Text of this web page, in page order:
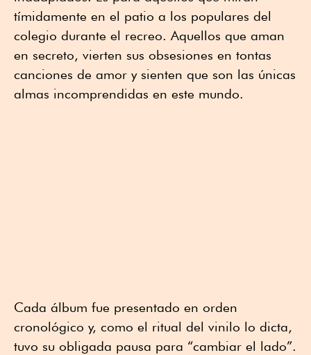
tímidamente en el patio a los populares del
colegio durante el recreo. Aquellos que aman
en secreto, vierten sus obsesiones en tontas
canciones de amor y sienten que son las únicas
almas incomprendidas en este mundo.
Cada álbum fue presentado en orden
cronológico y, como el ritual del vinilo lo dicta,
tuvo su obligada pausa para “cambiar el lado”.